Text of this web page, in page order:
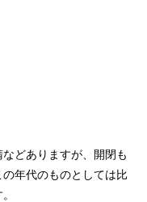
どありますが、開閉も
年代のものとしては比